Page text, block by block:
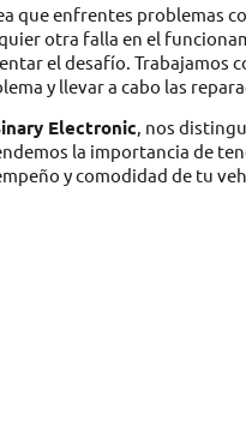
que enfrentes problemas
otra falla en el
el desafío. Trabajamos
y llevar a cabo las
Electronic, nos
la importancia de
y comodidad de tu